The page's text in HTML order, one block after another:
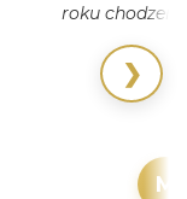
roku
M
❯